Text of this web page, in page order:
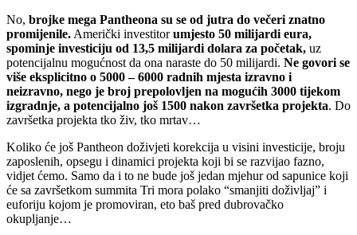
No, brojke mega Pantheona su se od jutra do večeri znatno
promijenile. Američki investitorumjesto 50 milijardi eura,
spominje investiciju od 13,5 milijardi dolara za početak, uz
potencijalnu mogućnost da ona naraste do 50 milijardi. Ne govori se
više eksplicitno o 5000 – 6000 radnih mjesta izravno i
neizravno, nego je broj prepolovljen na mogućih 3000 tijekom
izgradnje, a potencijalno još 1500 nakon završetka projekta. Do
završetka projekta tko živ, tko mrtav…
Koliko će još Pantheon doživjeti korekcija u visini investicije, broju
zaposlenih, opsegu i dinamici projekta koji bi se razvijao fazno,
vidjet ćemo. Samo da i to ne bude još jedan mjehur od sapunice koji
će sa završetkom summita Tri mora polako “smanjiti doživljaj” i
euforiju kojom je promoviran, eto baš pred dubrovačko
okupljanje…